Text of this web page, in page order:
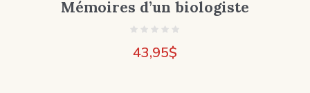
Mémoires d’un biologiste
43,95$